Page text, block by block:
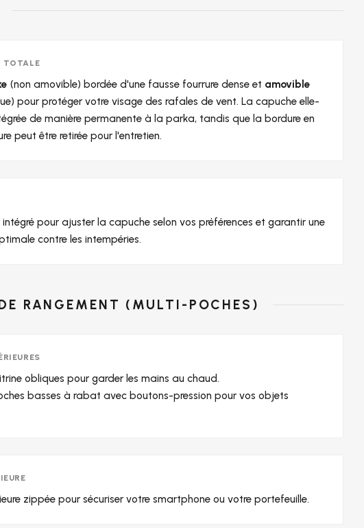
TOTALE
(non amovible) bordée d'une fausse fourrure dense et amovible
pour protéger votre visage des rafales de vent. La capuche elle-
de manière permanente à la parka, tandis que la bordure en
peut être retirée pour l'entretien.
intégré pour ajuster la capuche selon vos préférences et garantir une
contre les intempéries.
RANGEMENT (MULTI-POCHES)
obliques pour garder les mains au chaud.
basses à rabat avec boutons-pression pour vos objets
zippée pour sécuriser votre smartphone ou votre portefeuille.